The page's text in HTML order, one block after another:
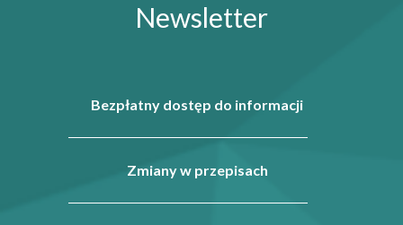
Newsletter
Bezpłatny dostęp do informacji
Zmiany w przepisach